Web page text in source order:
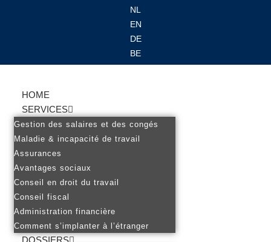
NL
EN
DE
BE
HOME
SERVICES
Gestion des salaires et des congés
Maladie & incapacité de travail
Assurances
Avantages sociaux
Conseil en droit du travail
Conseil fiscal
Administration financière
Comment s’implanter à l’étranger